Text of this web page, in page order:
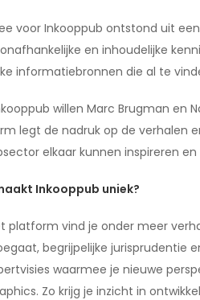
voor Inkooppub ontstond uit
en inhoudelijke
informatiebronnen die al te
willen Marc Brugman en
legt de nadruk op de verhalen
elkaar kunnen inspireren
Inkooppub uniek?
platform vind je onder meer
begrijpelijke jurisprudentie
waarmee je nieuwe
Zo krijg je inzicht in